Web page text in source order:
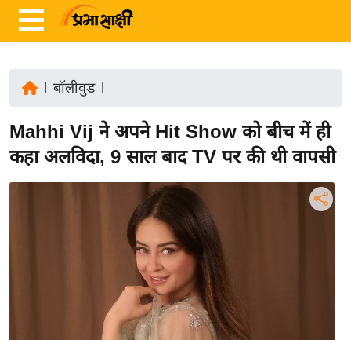
ज़ा
ख
बॉलीवुड|
Mahhi Vij ने अपने Hit Show को बीच में ही
कहा अलविदा, 9 साल बाद TV पर की थी वापसी